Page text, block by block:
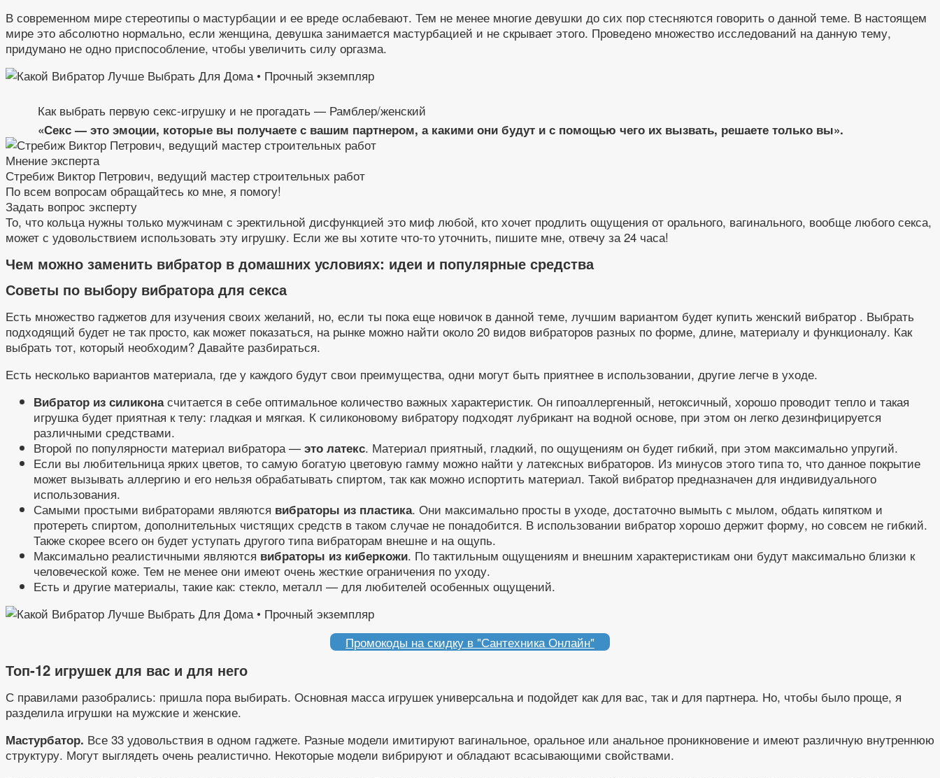
В современном мире стереотипы о мастурбации и ее вреде ослабевают. Тем не менее многие девушки до сих пор стесняются говорить о данной теме. В настоящем
мире это абсолютно нормально, если женщина, девушка занимается мастурбацией и не скрывает этого. Проведено множество исследований на данную тему,
придумано не одно приспособление, чтобы увеличить силу оргазма.
Как выбрать первую секс-игрушку и не прогадать — Рамблер/женский
«Секс — это эмоции, которые вы получаете с вашим партнером, а какими они будут и с помощью чего их вызвать, решаете только вы».
Мнение эксперта
Стребиж Виктор Петрович, ведущий мастер строительных работ
По всем вопросам обращайтесь ко мне, я помогу!
Задать вопрос эксперту
То, что кольца нужны только мужчинам с эректильной дисфункцией это миф любой, кто хочет продлить ощущения от орального, вагинального, вообще любого секса,
может с удовольствием использовать эту игрушку. Если же вы хотите что-то уточнить, пишите мне, отвечу за 24 часа!
Чем можно заменить вибратор в домашних условиях: идеи и популярные средства
Советы по выбору вибратора для секса
Есть множество гаджетов для изучения своих желаний, но, если ты пока еще новичок в данной теме, лучшим вариантом будет купить женский вибратор . Выбрать
подходящий будет не так просто, как может показаться, на рынке можно найти около 20 видов вибраторов разных по форме, длине, материалу и функционалу. Как
выбрать тот, который необходим? Давайте разбираться.
Есть несколько вариантов материала, где у каждого будут свои преимущества, одни могут быть приятнее в использовании, другие легче в уходе.
Вибратор из силиконасчитается в себе оптимальное количество важных характеристик. Он гипоаллергенный, нетоксичный, хорошо проводит тепло и такая
игрушка будет приятная к телу: гладкая и мягкая. К силиконовому вибратору подходят лубрикант на водной основе, при этом он легко дезинфицируется
различными средствами.
Второй по популярности материал вибратора — это латекс. Материал приятный, гладкий, по ощущениям он будет гибкий, при этом максимально упругий.
Если вы любительница ярких цветов, то самую богатую цветовую гамму можно найти у латексных вибраторов. Из минусов этого типа то, что данное покрытие
может вызывать аллергию и его нельзя обрабатывать спиртом, так как можно испортить материал. Такой вибратор предназначен для индивидуального
использования.
Самыми простыми вибраторами являются вибраторы из пластика. Они максимально просты в уходе, достаточно вымыть с мылом, обдать кипятком и
протереть спиртом, дополнительных чистящих средств в таком случае не понадобится. В использовании вибратор хорошо держит форму, но совсем не гибкий.
Также скорее всего он будет уступать другого типа вибраторам внешне и на ощупь.
Максимально реалистичными являются вибраторы из киберкожи. По тактильным ощущениям и внешним характеристикам они будут максимально близки к
человеческой коже. Тем не менее они имеют очень жесткие ограничения по уходу.
Есть и другие материалы, такие как: стекло, металл — для любителей особенных ощущений.
Промокоды на скидку в "Сантехника Онлайн"
Топ-12 игрушек для вас и для него
С правилами разобрались: пришла пора выбирать. Основная масса игрушек универсальна и подойдет как для вас, так и для партнера. Но, чтобы было проще, я
разделила игрушки на мужские и женские.
Мастурбатор. Все 33 удовольствия в одном гаджете. Разные модели имитируют вагинальное, оральное или анальное проникновение и имеют различную внутреннюю
структуру. Могут выглядеть очень реалистично. Некоторые модели вибрируют и обладают всасывающими свойствами.